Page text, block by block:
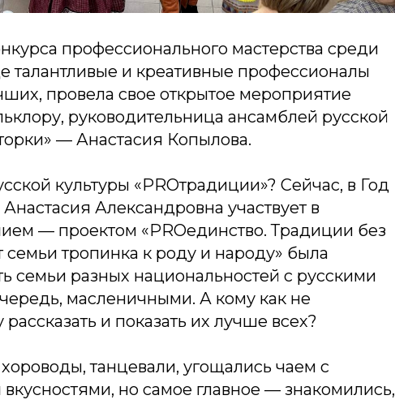
профессионального мастерства среди
талантливые и креативные профессионалы
провела свое открытое мероприятие
руководительница ансамблей русской
— Анастасия Копылова.
культуры «PROтрадиции»? Сейчас, в Год
Александровна участвует в
— проектом «PROединство. Традиции без
семьи тропинка к роду и народу» была
семьи разных национальностей с русскими
масленичными. А кому как не
и показать их лучше всех?
танцевали, угощались чаем с
но самое главное — знакомились,